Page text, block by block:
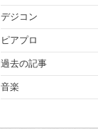
デジコン
ピアプロ
過去の記事
音楽